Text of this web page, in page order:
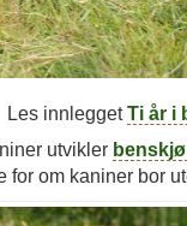
Les innleggetTi år i
utvikler
for om kaniner bor